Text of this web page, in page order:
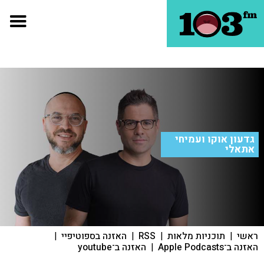
גדעון אוקו ועמיחי
אתאלי
ראשי | תוכניות מלאות |
RSS
| האזנה בספוטיפיי |
האזנה ב־Apple Podcasts | האזנה ב־youtube